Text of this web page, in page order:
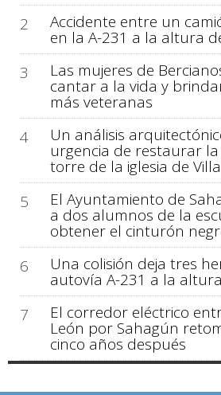
2
Accidente entre un
en la A-231 a la altura
3
Las mujeres de
cantar a la vida y
más veteranas
4
Un análisis
urgencia de restaurar
torre de la iglesia de
5
El Ayuntamiento de
a dos alumnos de la
obtener el cinturón
6
Una colisión deja tres
autovía A-231 a la
7
El corredor eléctrico
León por Sahagún
cinco años después